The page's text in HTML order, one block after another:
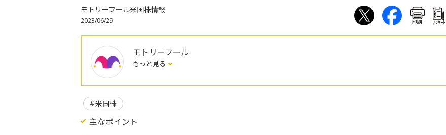
モトリーフール米国株情報
2023/06/29 印刷 ｱﾝｹｰﾄ
モトリーフール
もっと見る
米国株
主なポイント